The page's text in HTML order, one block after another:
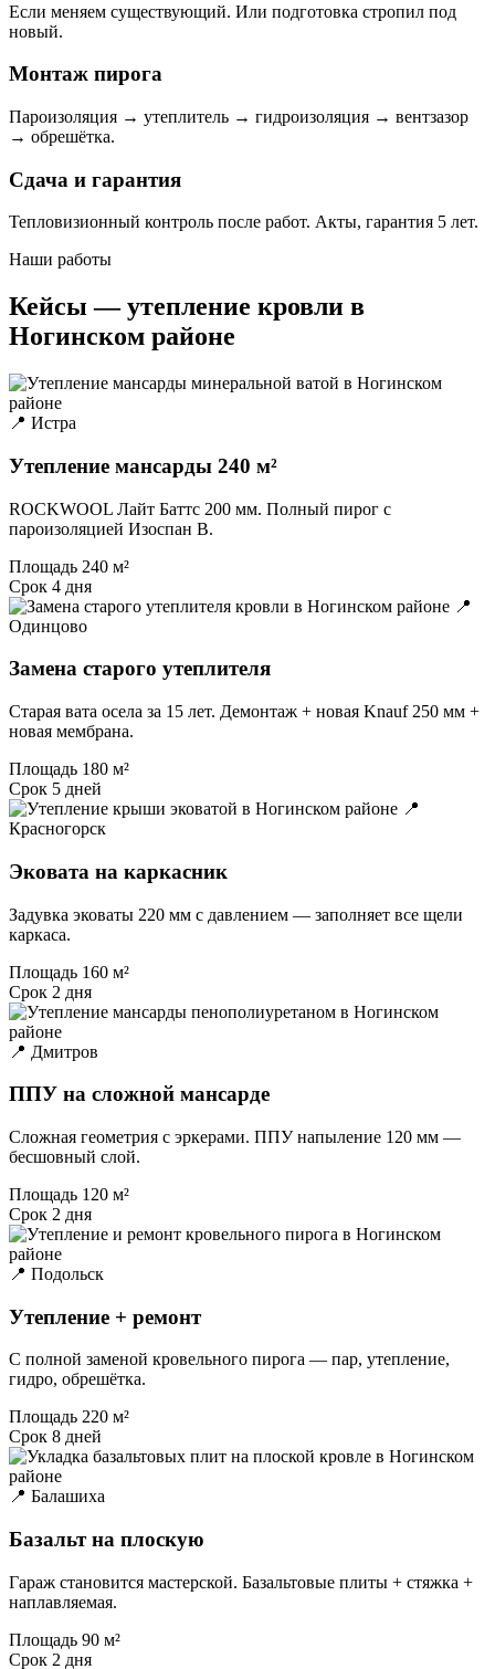
Если меняем существующий. Или подготовка стропил под
новый.
Монтаж пирога
Пароизоляция → утеплитель → гидроизоляция → вентзазор
→ обрешётка.
Сдача и гарантия
Тепловизионный контроль после работ. Акты, гарантия 5 лет.
Наши работы
Кейсы — утепление кровли в
Ногинском районе
📍 Истра
Утепление мансарды 240 м²
ROCKWOOL Лайт Баттс 200 мм. Полный пирог с
пароизоляцией Изоспан B.
Площадь 240 м²
Срок 4 дня
📍
Одинцово
Замена старого утеплителя
Старая вата осела за 15 лет. Демонтаж + новая Knauf 250 мм +
новая мембрана.
Площадь 180 м²
Срок 5 дней
📍
Красногорск
Эковата на каркасник
Задувка эковаты 220 мм с давлением — заполняет все щели
каркаса.
Площадь 160 м²
Срок 2 дня
📍 Дмитров
ППУ на сложной мансарде
Сложная геометрия с эркерами. ППУ напыление 120 мм —
бесшовный слой.
Площадь 120 м²
Срок 2 дня
📍 Подольск
Утепление + ремонт
С полной заменой кровельного пирога — пар, утепление,
гидро, обрешётка.
Площадь 220 м²
Срок 8 дней
📍 Балашиха
Базальт на плоскую
Гараж становится мастерской. Базальтовые плиты + стяжка +
наплавляемая.
Площадь 90 м²
Срок 2 дня